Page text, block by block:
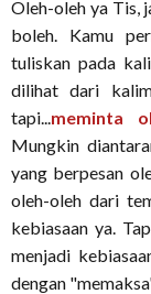
Oleh-oleh ya Tis,
boleh. Kamu
tuliskan pada
dilihat dari
tapi...meminta
Mungkin
yang berpesan
oleh-oleh dari
kebiasaan ya.
menjadi
dengan